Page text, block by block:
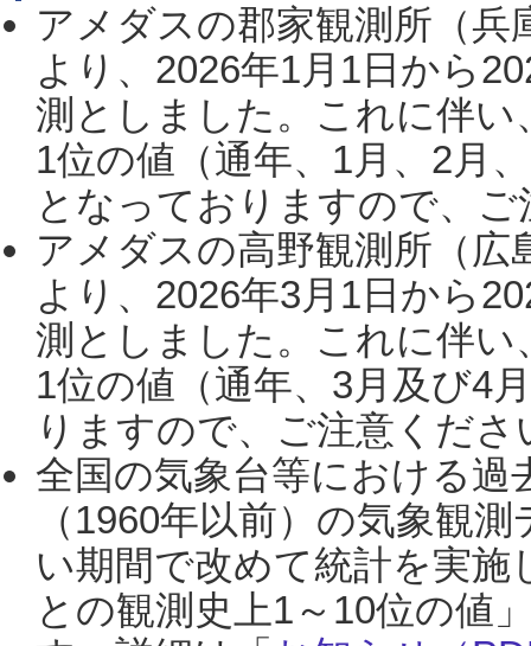
アメダスの郡家観測所（
より、2026年1月1日から
測としました。これに伴い
1位の値（通年、1月、2月
となっておりますので、
アメダスの高野観測所（
より、2026年3月1日から
測としました。これに伴い
1位の値（通年、3月及び4
りますので、ご注意くだ
全国の気象台等における過
（1960年以前）の気象観
い期間で改めて統計を実
との観測史上1～10位の値